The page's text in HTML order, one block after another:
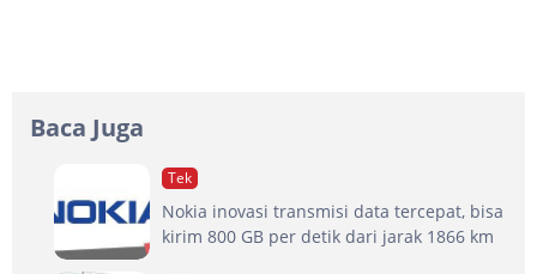
Baca Juga
Tek
Nokia inovasi transmisi data tercepat, bisa
kirim 800 GB per detik dari jarak 1866 km